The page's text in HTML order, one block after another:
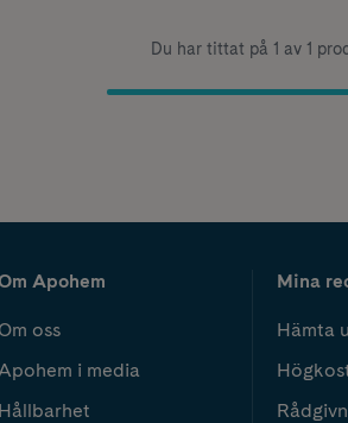
Du har tittat på 1 av 1
Apohem
Om oss
Apohem i media
Hållbarhet
Mina
Hämta